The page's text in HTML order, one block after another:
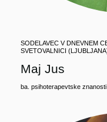
SODELAVEC V DNEVNEM
SVETOVALNICI
Maj Jus
ba. psihoterapevtske znanosti